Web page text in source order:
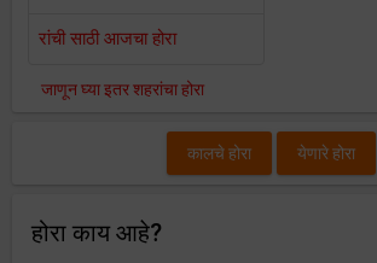
रांची साठी आजचा होरा
जाणून घ्या इतर शहरांचा होरा
कालचे होरा येणारे होरा
होरा काय आहे?